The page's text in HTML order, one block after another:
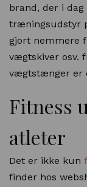
brand, der i
træningsudstyr
gjort nemmere
vægtskiver osv.
vægtstænger er
Fitness
atleter
Det er ikke kun
finder hos